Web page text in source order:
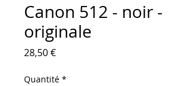
Canon 512 - noir -
originale
28,50 €Prix
Quantité *